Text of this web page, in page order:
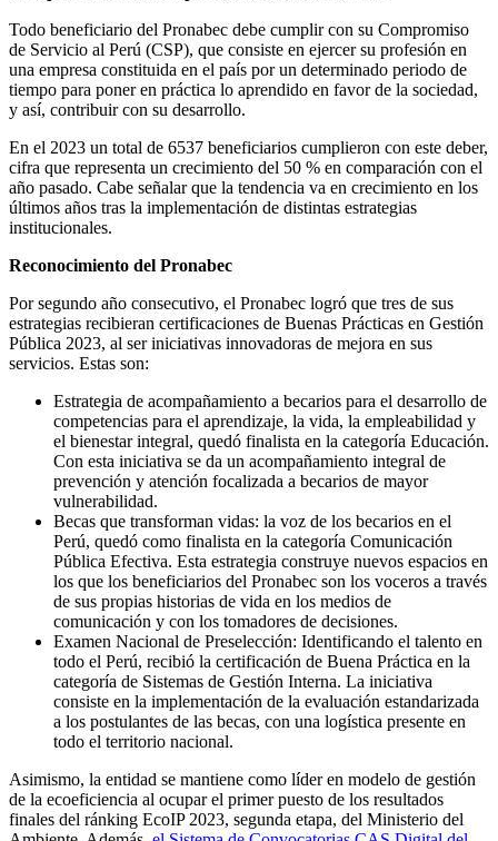
Todo beneficiario del Pronabec debe cumplir con su Compromiso
de Servicio al Perú (CSP), que consiste en ejercer su profesión en
una empresa constituida en el país por un determinado periodo de
tiempo para poner en práctica lo aprendido en favor de la sociedad,
y así, contribuir con su desarrollo.
En el 2023 un total de 6537 beneficiarios cumplieron con este deber,
cifra que representa un crecimiento del 50 % en comparación con el
año pasado. Cabe señalar que la tendencia va en crecimiento en los
últimos años tras la implementación de distintas estrategias
institucionales.
Reconocimiento del Pronabec
Por segundo año consecutivo, el Pronabec logró que tres de sus
estrategias recibieran certificaciones de Buenas Prácticas en Gestión
Pública 2023, al ser iniciativas innovadoras de mejora en sus
servicios. Estas son:
Estrategia de acompañamiento a becarios para el desarrollo de
competencias para el aprendizaje, la vida, la empleabilidad y
el bienestar integral, quedó finalista en la categoría Educación.
Con esta iniciativa se da un acompañamiento integral de
prevención y atención focalizada a becarios de mayor
vulnerabilidad.
Becas que transforman vidas: la voz de los becarios en el
Perú, quedó como finalista en la categoría Comunicación
Pública Efectiva. Esta estrategia construye nuevos espacios en
los que los beneficiarios del Pronabec son los voceros a través
de sus propias historias de vida en los medios de
comunicación y con los tomadores de decisiones.
Examen Nacional de Preselección: Identificando el talento en
todo el Perú, recibió la certificación de Buena Práctica en la
categoría de Sistemas de Gestión Interna. La iniciativa
consiste en la implementación de la evaluación estandarizada
a los postulantes de las becas, con una logística presente en
todo el territorio nacional.
Asimismo, la entidad se mantiene como líder en modelo de gestión
de la ecoeficiencia al ocupar el primer puesto de los resultados
finales del ránking EcoIP 2023, segunda etapa, del Ministerio del